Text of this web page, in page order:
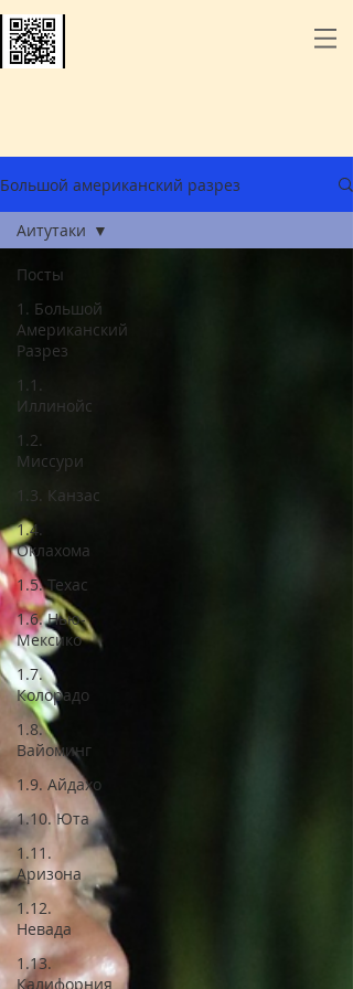
Большой американский разрез
Посты
1. Большой
Американский
Разрез
1.1.
Иллинойс
1.2.
Миссури
1.3. Канзас
1.4.
Оклахома
1.5. Техас
1.6. Нью-
Мексико
1.7.
Колорадо
1.8.
Вайоминг
1.9. Айдахо
1.10. Юта
1.11.
Аризона
1.12.
Невада
1.13.
Калифорния
Аитутаки